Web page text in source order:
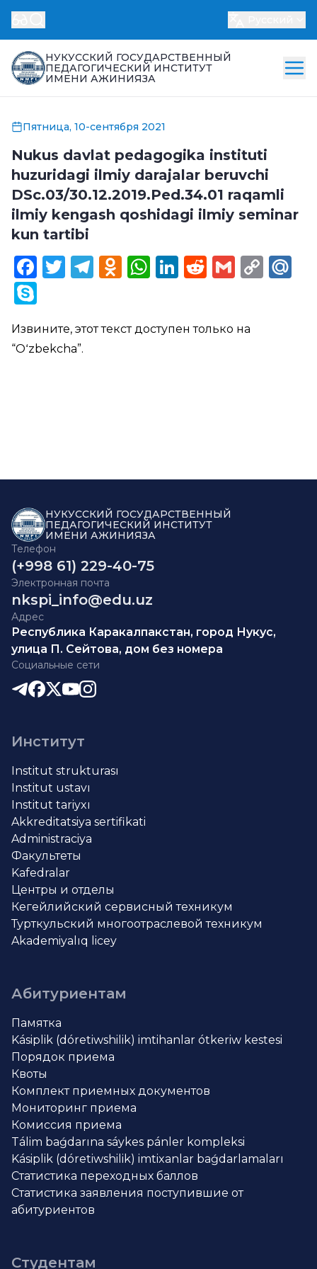
НУКУССКИЙ ГОСУДАРСТВЕННЫЙ
ПЕДАГОГИЧЕСКИЙ ИНСТИТУТ
ИМЕНИ АЖИНИЯЗА
Пятница, 10-сентября 2021
Nukus davlat pedagogika instituti
huzuridagi ilmiy darajalar beruvchi
DSс.03/30.12.2019.Ped.34.01 raqamli
ilmiy kengash qoshidagi ilmiy seminar
kun tartibi
Facebook
Twitter
Telegram
Odnoklassniki
WhatsApp
LinkedIn
Reddit
Gmail
Извините, этот текст доступен только на
“Oʻzbekcha”.
НУКУССКИЙ ГОСУДАРСТВЕННЫЙ
ПЕДАГОГИЧЕСКИЙ ИНСТИТУТ
ИМЕНИ АЖИНИЯЗА
Телефон
(+998 61) 229-40-75
Электронная почта
nkspi_info@edu.uz
Адрес
Республика Каракалпакстан, город Нукус,
улица П. Сейтова, дом без номера
Социальные сети
Институт
Institut strukturası
Institut ustavı
Institut tariyxı
Akkreditatsiya sertifikati
Administraciya
Факультеты
Kafedralar
Центры и отделы
Кегейлийский сервисный техникум
Турткульский многоотраслевой техникум
Akademiyalıq licey
Абитуриентам
Памятка
Kásiplik (dóretiwshilik) imtihanlar ótkeriw kestesi
Порядок приема
Квоты
Комплект приемных документов
Мониторинг приема
Комиссия приема
Tálim baǵdarına sáykes pánler kompleksi
Kásiplik (dóretiwshilik) imtixanlar baǵdarlamaları
Статистика переходных баллов
Статистика заявления поступившие от
абитуриентов
Студентам